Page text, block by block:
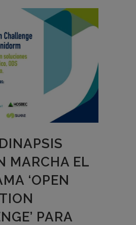
DINAPSIS
MARCHA EL
‘OPEN
PARA